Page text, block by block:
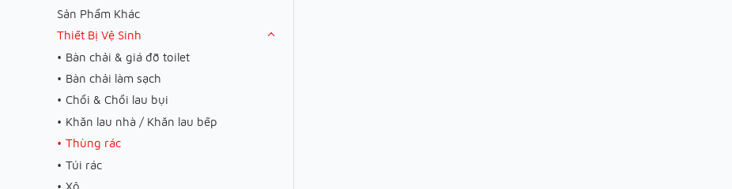
Sản Phẩm Khác
Thiết Bị Vệ Sinh
Bàn chải & giá đỡ toilet
Bàn chải làm sạch
Chổi & Chổi lau bụi
Khăn lau nhà / Khăn lau bếp
Thùng rác
Túi rác
Xô